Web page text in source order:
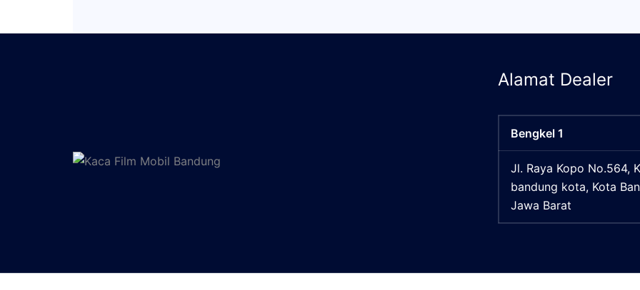
Alamat Dealer
Bengkel 1
Jl. Raya Kopo No.564,
bandung kota, Kota
Jawa Barat